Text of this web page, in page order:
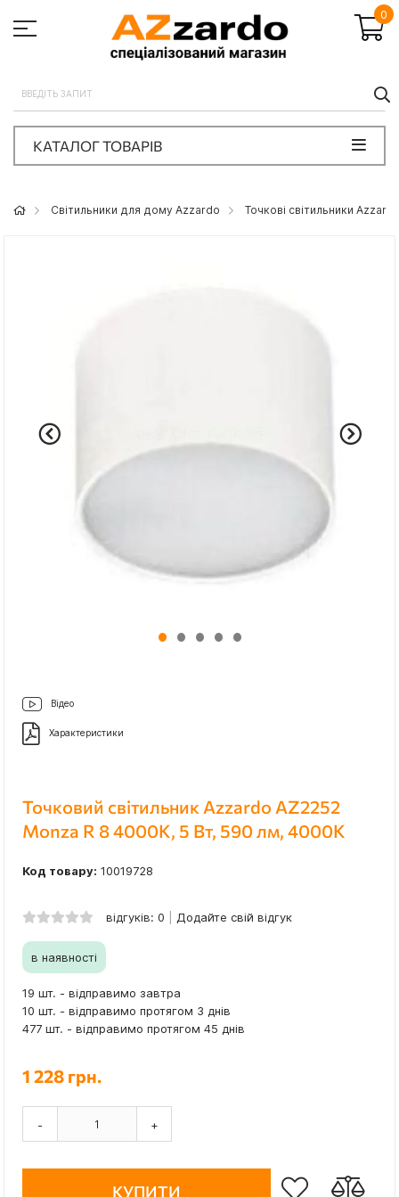
0
КАТАЛОГ ТОВАРІВ
Світильники для дому Azzardo Точкові світильники
Відео
Характеристики
Точковий світильник Azzardo AZ2252
Monza R 8 4000K, 5 Вт, 590 лм, 4000K
Код товару: 10019728
відгуків: 0 Додайте свій відгук
в наявності
19 шт. - відправимо завтра
10 шт. - відправимо протягом 3 днів
477 шт. - відправимо протягом 45 днів
1 228 грн.
- +
КУПИТИ